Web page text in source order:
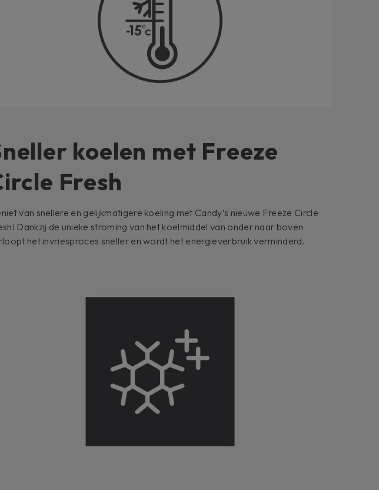
koelen met Freeze
Fresh
van snellere en gelijkmatigere koeling met Candy’s nieuwe Freeze Circle
Dankzij de unieke stroming van het koelmiddel van onder naar boven
het invriesproces sneller en wordt het energieverbruik verminderd.